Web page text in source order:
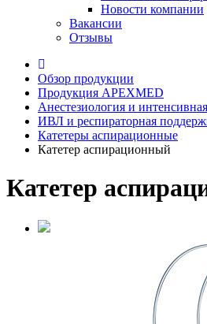
Новости компании
Вакансии
Отзывы
Обзор продукции
Продукция APEXMED
Анестезиология и
ИВЛ и респираторная
Катетеры аспирационные
Катетер аспирационный
Катетер